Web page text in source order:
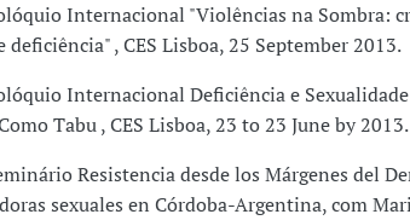
Internacional "Violências na Sombra:
deficiência" , CES Lisboa, 25 September 2013.
Internacional Deficiência e
Tabu , CES Lisboa, 23 to 23 June by 2013.
Resistencia desde los Márgenes del
sexuales en Córdoba-Argentina, com